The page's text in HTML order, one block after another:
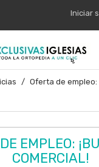
Iniciar
Oferta de empleo:
EMPLEO:
COMERCIAL!